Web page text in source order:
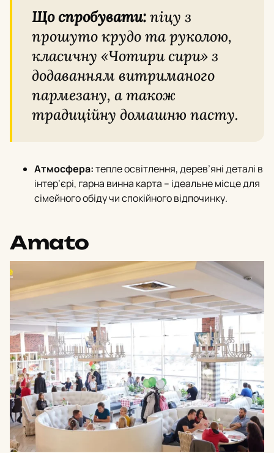
Що спробувати:піцу з
прошуто крудо та руколою,
класичну «Чотири сири» з
додаванням витриманого
пармезану, а також
традиційну домашню пасту.
Атмосфера:тепле освітлення, дерев’яні деталі в
інтер’єрi, гарна винна карта – ідеальне місце для
сімейного обіду чи спокійного відпочинку.
Amato